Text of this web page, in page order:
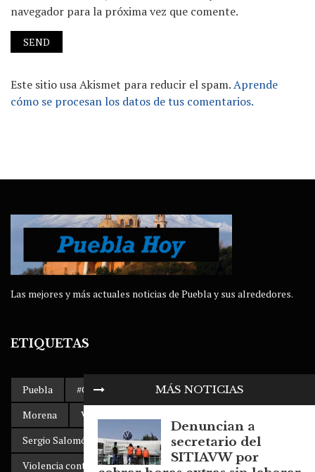
navegador para la próxima vez que comente.
Este sitio usa Akismet para reducir el spam.Aprende
cómo se procesan los datos de tus comentarios.
MÁS NOTICIAS
Denuncian a
secretario del
SITIAVW por
Las mejores y más actuales noticias de Puebla y sus alrededores.
ETIQUETAS
Puebla #Gobierno de Puebla AMLO
Morena
Volkswagen Puebla
Sergio Salomón Céspedes
clima
Violencia contra la mujer
SITIAVW Popocatépetl